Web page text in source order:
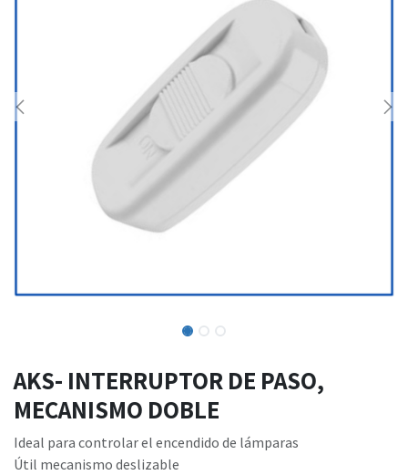
AKS- INTERRUPTOR DE PASO,
MECANISMO DOBLE
Ideal para controlar el encendido de lámparas
Útil mecanismo deslizable